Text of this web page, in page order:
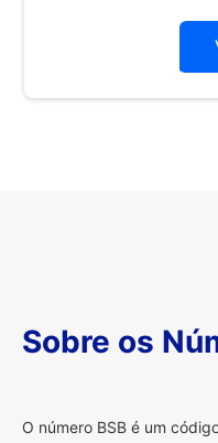
Sobre os
O número BSB é um